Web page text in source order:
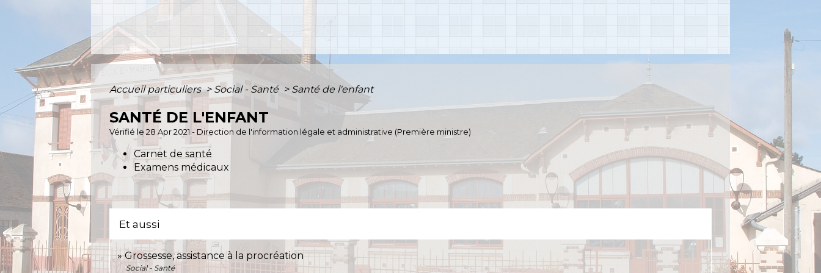
Accueil particuliers> Social - Santé > Santé de l'enfant
SANTÉ DE L'ENFANT
Vérifié le 28 Apr 2021 - Direction de l'information légale et administrative (Première ministre)
Carnet de santé
Examens médicaux
Et aussi
Grossesse, assistance à la procréation
Social - Santé